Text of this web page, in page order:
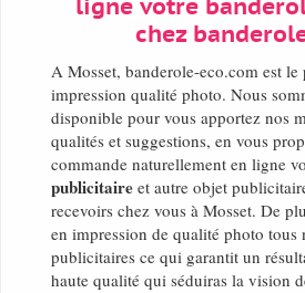
ligne votre
chez
A Mosset, banderole-eco.com est le
impression qualité photo. Nous
disponible pour vous apportez nos
qualités et suggestions, en vous
commande naturellement en ligne
publicitaire et autre objet
recevoirs chez vous à Mosset. De
en impression de qualité photo tous
publicitaires ce qui garantit un
haute qualité qui séduiras la vision